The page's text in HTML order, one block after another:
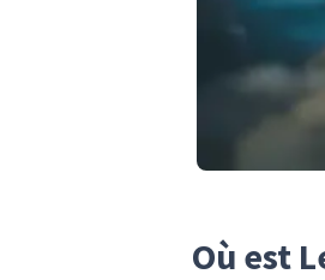
Où est